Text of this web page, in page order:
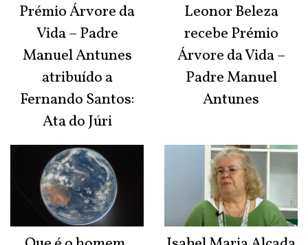
Prémio Árvore da
Vida – Padre
Manuel Antunes
atribuído a
Fernando Santos:
Ata do Júri
Leonor Beleza
recebe Prémio
Árvore da Vida –
Padre Manuel
Antunes